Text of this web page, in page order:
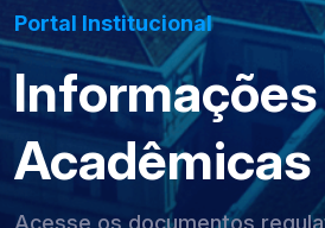
Portal Institucional
Informações
Acadêmicas
Acesse os documentos